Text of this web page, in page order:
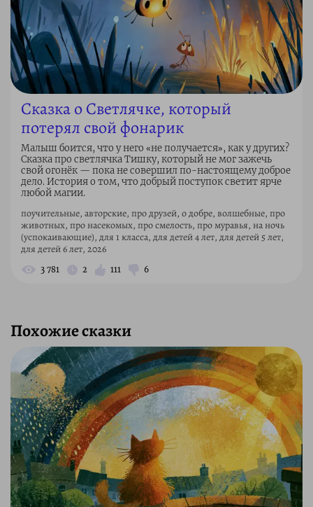
Сказка о Светлячке, который
потерял свой фонарик
Малыш боится, что у него «не получается», как у других?
Сказка про светлячка Тишку, который не мог зажечь
свой огонёк — пока не совершил по-настоящему доброе
дело. История о том, что добрый поступок светит ярче
любой магии.
поучительные, авторские, про друзей, о добре, волшебные, про
животных, про насекомых, про смелость, про муравья, на ночь
(успокаивающие), для 1 класса, для детей 4 лет, для детей 5 лет,
для детей 6 лет, 2026
3 781 2 111 6
Похожие сказки